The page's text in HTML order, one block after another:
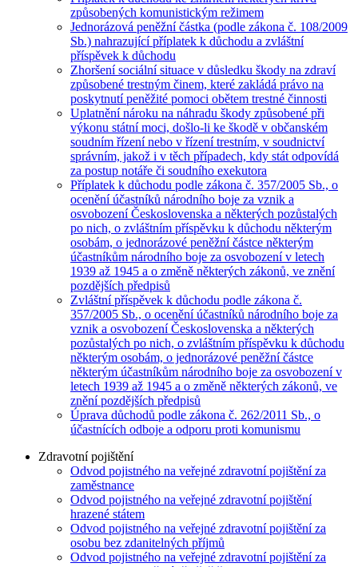
způsobených komunistickým režimem
Jednorázová peněžní částka (podle zákona č. 108/2009
Sb.) nahrazující příplatek k důchodu a zvláštní
příspěvek k důchodu
Zhoršení sociální situace v důsledku škody na zdraví
způsobené trestným činem, které zakládá právo na
poskytnutí peněžité pomoci obětem trestné činnosti
Uplatnění nároku na náhradu škody způsobené při
výkonu státní moci, došlo-li ke škodě v občanském
soudním řízení nebo v řízení trestním, v soudnictví
správním, jakož i v těch případech, kdy stát odpovídá
za postup notáře či soudního exekutora
Příplatek k důchodu podle zákona č. 357/2005 Sb., o
ocenění účastníků národního boje za vznik a
osvobození Československa a některých pozůstalých
po nich, o zvláštním příspěvku k důchodu některým
osobám, o jednorázové peněžní částce některým
účastníkům národního boje za osvobození v letech
1939 až 1945 a o změně některých zákonů, ve znění
pozdějších předpisů
Zvláštní příspěvek k důchodu podle zákona č.
357/2005 Sb., o ocenění účastníků národního boje za
vznik a osvobození Československa a některých
pozůstalých po nich, o zvláštním příspěvku k důchodu
některým osobám, o jednorázové peněžní částce
některým účastníkům národního boje za osvobození v
letech 1939 až 1945 a o změně některých zákonů, ve
znění pozdějších předpisů
Úprava důchodů podle zákona č. 262/2011 Sb., o
účastnících odboje a odporu proti komunismu
Zdravotní pojištění
Odvod pojistného na veřejné zdravotní pojištění za
zaměstnance
Odvod pojistného na veřejné zdravotní pojištění
hrazené státem
Odvod pojistného na veřejné zdravotní pojištění za
osobu bez zdanitelných příjmů
Odvod pojistného na veřejné zdravotní pojištění za